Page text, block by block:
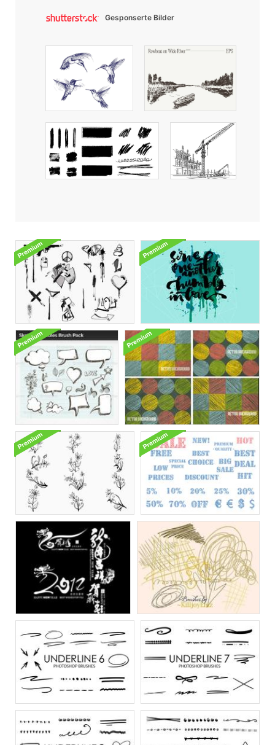
Gesponserte Bilder